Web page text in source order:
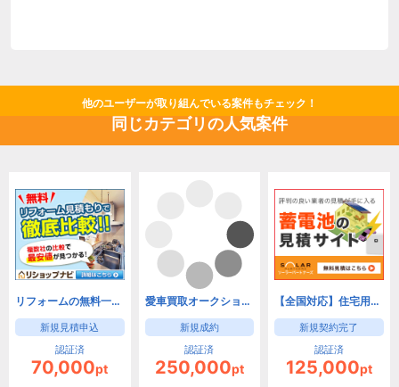
他のユーザーが取り組んでいる案件もチェック！
同じカテゴリの人気案件
リフォームの無料一括見積もり【リショップナビ】
新規見積申込
認証済
70,000pt
愛車買取オークション セルカ
新規成約
認証済
250,000pt
【全国対応】住宅用蓄電池のNo.1見積りサイト【ソーラーパートナーズ】
新規契約完了
認証済
125,000pt